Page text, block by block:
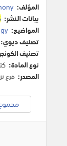
المؤلف:
بيانات النشر:
المواضيع:
تصنيف ديوي:
تصنيف
نوع المادة:
المصدر: فرع